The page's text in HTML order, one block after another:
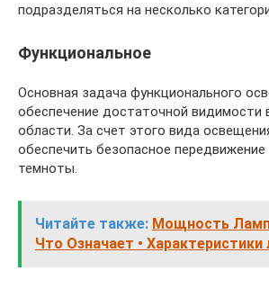
подразделяться на несколько
Функциональное
Основная задача функционального
обеспечение достаточной видимости
области. За счет этого вида
обеспечить безопасное передвижение
темноты.
Читайте также: Мощность
Что Означает • Характеристики